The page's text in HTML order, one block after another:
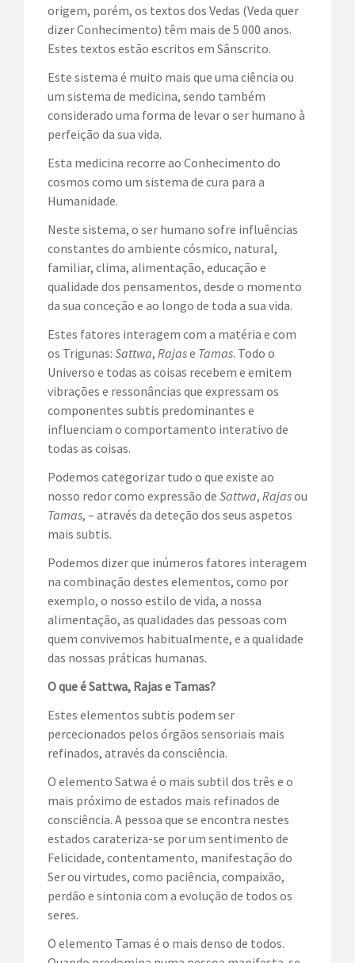
origem, porém, os textos dos Vedas (Veda quer
dizer Conhecimento) têm mais de 5 000 anos.
Estes textos estão escritos em Sânscrito.
Este sistema é muito mais que uma ciência ou
um sistema de medicina, sendo também
considerado uma forma de levar o ser humano à
perfeição da sua vida.
Esta medicina recorre ao Conhecimento do
cosmos como um sistema de cura para a
Humanidade.
Neste sistema, o ser humano sofre influências
constantes do ambiente cósmico, natural,
familiar, clima, alimentação, educação e
qualidade dos pensamentos, desde o momento
da sua conceção e ao longo de toda a sua vida.
Estes fatores interagem com a matéria e com
os Trigunas: Sattwa, Rajase Tamas. Todo o
Universo e todas as coisas recebem e emitem
vibrações e ressonâncias que expressam os
componentes subtis predominantes e
influenciam o comportamento interativo de
todas as coisas.
Podemos categorizar tudo o que existe ao
nosso redor como expressão de Sattwa, Rajasou
Tamas, – através da deteção dos seus aspetos
mais subtis.
Podemos dizer que inúmeros fatores interagem
na combinação destes elementos, como por
exemplo, o nosso estilo de vida, a nossa
alimentação, as qualidades das pessoas com
quem convivemos habitualmente, e a qualidade
das nossas práticas humanas.
O que é Sattwa, Rajas e Tamas?
Estes elementos subtis podem ser
percecionados pelos órgãos sensoriais mais
refinados, através da consciência.
O elemento Satwa é o mais subtil dos três e o
mais próximo de estados mais refinados de
consciência. A pessoa que se encontra nestes
estados carateriza-se por um sentimento de
Felicidade, contentamento, manifestação do
Ser ou virtudes, como paciência, compaixão,
perdão e sintonia com a evolução de todos os
seres.
O elemento Tamas é o mais denso de todos.